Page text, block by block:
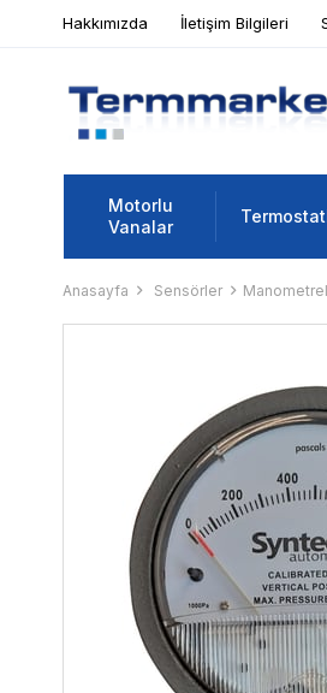
Hakkımızda İletişim Bilgileri
Motorlu
Vanalar
Anasayfa Sensörler